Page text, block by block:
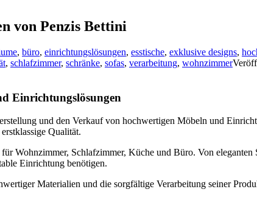
von Penzis Bettini
, büro, einrichtungslösungen, esstische, exklusive designs,
, schlafzimmer, schränke, sofas, verarbeitung, wohnzimmer
Einrichtungslösungen
und den Verkauf von hochwertigen Möbeln und
Qualität.
Wohnzimmer, Schlafzimmer, Küche und Büro. Von
Einrichtung benötigen.
Materialien und die sorgfältige Verarbeitung seiner